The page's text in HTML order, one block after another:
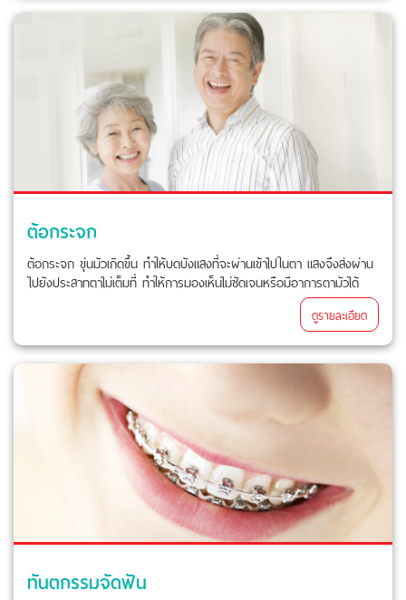
ต้อกระจก
ต้อกระจก ขุ่นมัวเกิดขึ้น ทำให้บดบังแสงที่จะผ่านเข้าไปในตา แสงจึงส่งผ่าน
ไปยังประสาทตาไม่เต็มที่ ทำให้การมองเห็นไม่ชัดเจนหรือมีอาการตามัวได้
ดูรายละเอียด
ทันตกรรมจัดฟัน